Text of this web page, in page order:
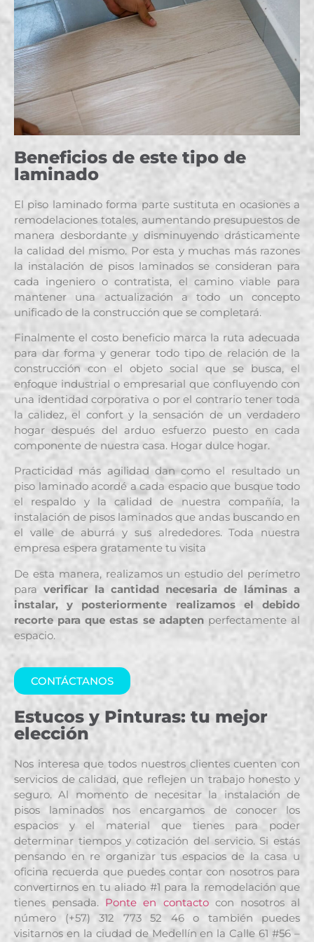
Beneficios de este tipo de
laminado
El piso laminado forma parte sustituta en ocasiones a
remodelaciones totales, aumentando presupuestos de
manera desbordante y disminuyendo drásticamente
la calidad del mismo. Por esta y muchas más razones
la instalación de pisos laminados se consideran para
cada ingeniero o contratista, el camino viable para
mantener una actualización a todo un concepto
unificado de la construcción que se completará.
Finalmente el costo beneficio marca la ruta adecuada
para dar forma y generar todo tipo de relación de la
construcción con el objeto social que se busca, el
enfoque industrial o empresarial que confluyendo con
una identidad corporativa o por el contrario tener toda
la calidez, el confort y la sensación de un verdadero
hogar después del arduo esfuerzo puesto en cada
componente de nuestra casa. Hogar dulce hogar.
Practicidad más agilidad dan como el resultado un
piso laminado acordé a cada espacio que busque todo
el respaldo y la calidad de nuestra compañía, la
instalación de pisos laminados que andas buscando en
el valle de aburrá y sus alrededores. Toda nuestra
empresa espera gratamente tu visita
De esta manera, realizamos un estudio del perímetro
paraverificar la cantidad necesaria de láminas a
instalar, y posteriormente realizamos el debido
recorte para que estas se adaptenperfectamente al
espacio.
CONTÁCTANOS
Estucos y Pinturas: tu mejor
elección
Nos interesa que todos nuestros clientes cuenten con
servicios de calidad, que reflejen un trabajo honesto y
seguro. Al momento de necesitar la instalación de
pisos laminados nos encargamos de conocer los
espacios y el material que tienes para poder
determinar tiempos y cotización del servicio. Si estás
pensando en re organizar tus espacios de la casa u
oficina recuerda que puedes contar con nosotros para
convertirnos en tu aliado #1 para la remodelación que
tienes pensada. Ponte en contactocon nosotros al
número (+57) 312 773 52 46 o también puedes
visitarnos en la ciudad de Medellín en la Calle 61 #56 –